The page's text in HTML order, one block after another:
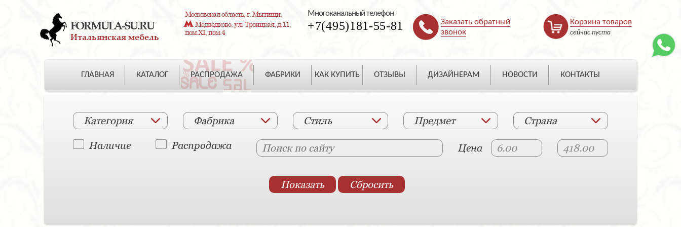
FORMULA-SU.RU
Итальянская мебель
Московская область, г. Мытищи,
Медведково, ул. Троицкая, д.11,
пом.XI, пом.4
Многоканальный телефон
+7(495)181-55-81
Заказать обратный
звонок
Корзина товаров
сейчас пуста
ГЛАВНАЯ КАТАЛОГ РАСПРОДАЖА ФАБРИКИ КАК КУПИТЬ ОТЗЫВЫ ДИЗАЙНЕРАМ НОВОСТИ КОНТАКТЫ
Категория Фабрика Стиль Предмет Страна
Наличие Распродажа Цена